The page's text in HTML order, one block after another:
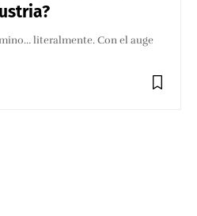
literalmente. Con el auge